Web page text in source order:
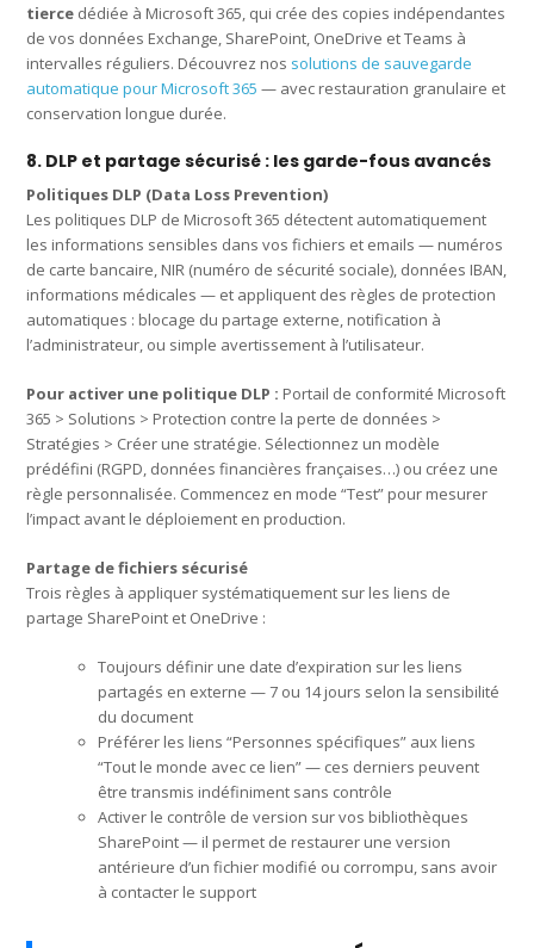
tierce dédiée à Microsoft 365, qui crée des copies indépendantes
de vos données Exchange, SharePoint, OneDrive et Teams à
intervalles réguliers. Découvrez nos solutions de sauvegarde
automatique pour Microsoft 365 — avec restauration granulaire et
conservation longue durée.
8. DLP et partage sécurisé : les garde-fous avancés
Politiques DLP (Data Loss Prevention)
Les politiques DLP de Microsoft 365 détectent automatiquement
les informations sensibles dans vos fichiers et emails — numéros
de carte bancaire, NIR (numéro de sécurité sociale), données IBAN,
informations médicales — et appliquent des règles de protection
automatiques : blocage du partage externe, notification à
l’administrateur, ou simple avertissement à l’utilisateur.
Pour activer une politique DLP : Portail de conformité Microsoft
365 > Solutions > Protection contre la perte de données >
Stratégies > Créer une stratégie. Sélectionnez un modèle
prédéfini (RGPD, données financières françaises…) ou créez une
règle personnalisée. Commencez en mode “Test” pour mesurer
l’impact avant le déploiement en production.
Partage de fichiers sécurisé
Trois règles à appliquer systématiquement sur les liens de
partage SharePoint et OneDrive :
Toujours définir une date d’expiration sur les liens
partagés en externe — 7 ou 14 jours selon la sensibilité
du document
Préférer les liens “Personnes spécifiques” aux liens
“Tout le monde avec ce lien” — ces derniers peuvent
être transmis indéfiniment sans contrôle
Activer le contrôle de version sur vos bibliothèques
SharePoint — il permet de restaurer une version
antérieure d’un fichier modifié ou corrompu, sans avoir
à contacter le support